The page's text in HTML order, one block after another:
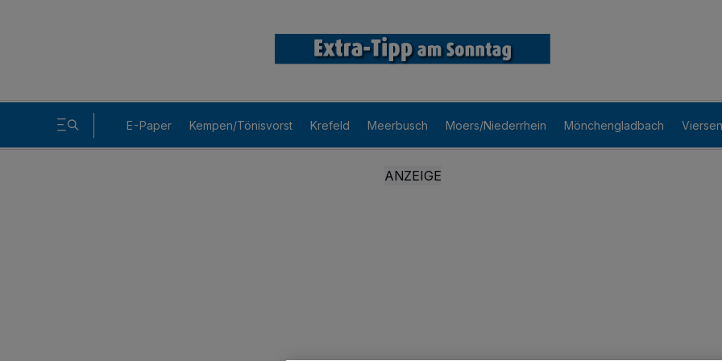
E-Paper Kempen/Tönisvorst Krefeld Meerbusch Moers/Niederrhein Mönchengladbach Viersen